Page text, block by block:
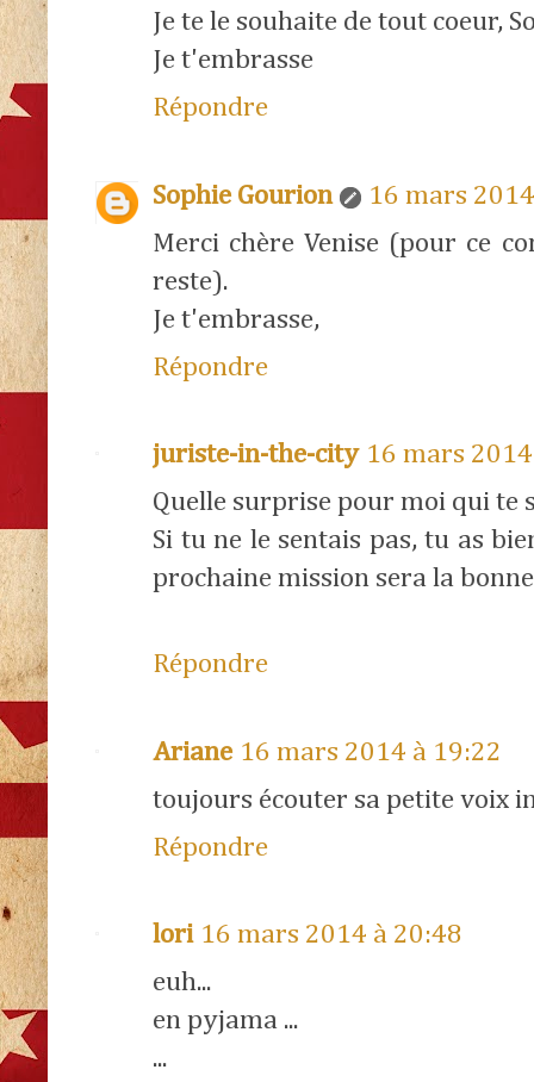
Je te le souhaite de tout coeur,
Je t'embrasse
Répondre
Sophie Gourion
16 mars
Merci chère Venise (pour ce
reste).
Je t'embrasse,
Répondre
juriste-in-the-city 16 mars
Quelle surprise pour moi qui te
Si tu ne le sentais pas, tu as
prochaine mission sera la
Répondre
Ariane 16 mars 2014 à 19:22
toujours écouter sa petite voix
Répondre
lori 16 mars 2014 à 20:48
euh...
en pyjama ...
...